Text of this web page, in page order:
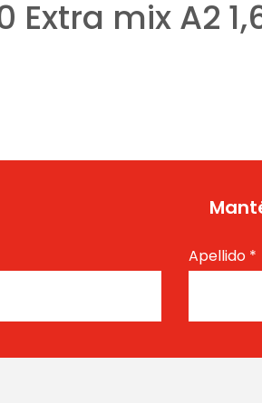
Extra mix A2
Apellido *